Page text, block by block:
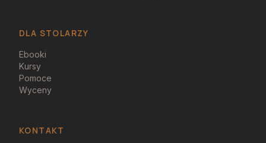
DLA STOLARZY
Ebooki
Kursy
Pomoce
Wyceny
KONTAKT